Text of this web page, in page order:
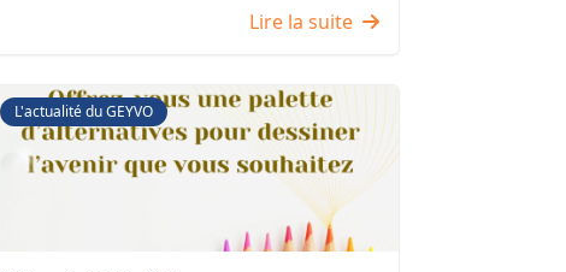
Lire la suite
L'actualité du GEYVO